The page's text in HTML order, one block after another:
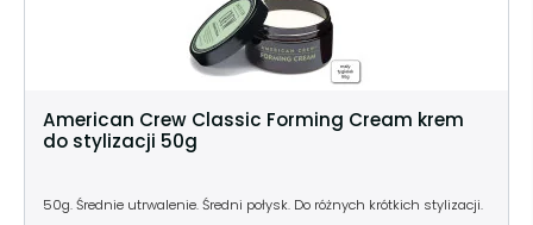
American Crew Classic Forming Cream krem
do stylizacji 50g
50g. Średnie utrwalenie. Średni połysk. Do różnych krótkich stylizacji.